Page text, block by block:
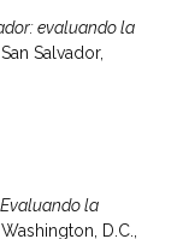
evaluando la
, San Salvador,
la
, Washington, D.C.,